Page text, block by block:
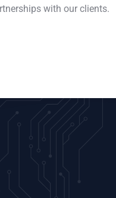
with our clients.